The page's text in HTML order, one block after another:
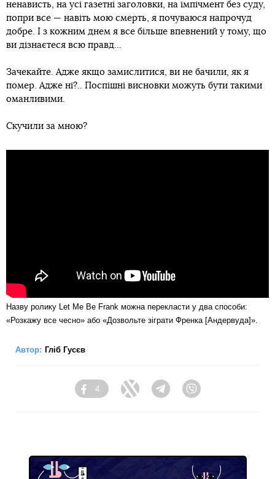
ненависть, на усі газетні заголовки, на імпічмент без суду,
попри все — навіть мою смерть, я почуваюся напрочуд
добре. І з кожним днем я все більше впевнений у тому, що
ви дізнаєтеся всю правд...
Зачекайте. Адже якщо замислитися, ви не бачили, як я
помер. Адже ні?.. Поспішні висновки можуть бути такими
оманливими.
Скучили за мною?
Назву ролику Let Me Be Frank можна перекласти у два способи:
«Розкажу все чесно» або «Дозвольте зіграти Френка [Андервуда]».
Автор: Гліб Гусєв
Facebook
4
Twitter TelegramViber